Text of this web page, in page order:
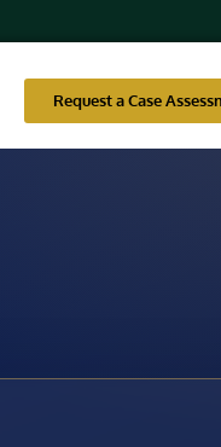
Request a Case